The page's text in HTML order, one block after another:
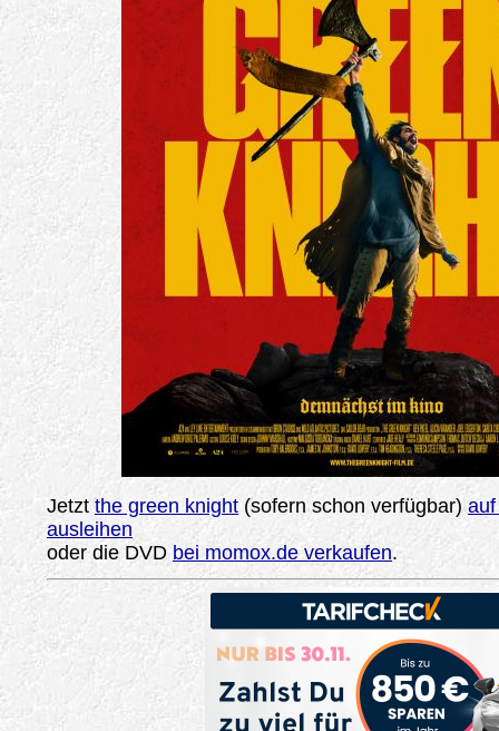
Jetzt the green knight (sofern schon verfügbar)
ausleihen
oder die DVD bei momox.de verkaufen.